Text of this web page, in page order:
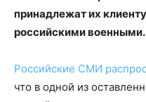
принадлежат их
российскими военными.
Российские СМИ
что в одной из